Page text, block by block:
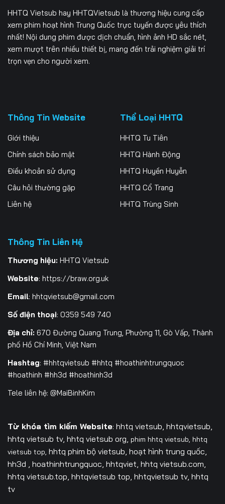
HHTQ Vietsub hay HHTQVietsub là thương hiệu cung cấp
xem phim hoạt hình Trung Quốc trực tuyến được yêu thích
nhất! Nội dung phim được dịch chuẩn, hình ảnh HD sắc nét,
xem mượt trên nhiều thiết bị, mang đến trải nghiệm giải trí
trọn vẹn cho người xem.
Thông Tin Website
Giới thiệu
Chính sách bảo mật
Điều khoản sử dụng
Câu hỏi thường gặp
Liên hệ
Thể Loại HHTQ
HHTQ Tu Tiên
HHTQ Hành Động
HHTQ Huyền Huyễn
HHTQ Cổ Trang
HHTQ Trùng Sinh
Thông Tin Liên Hệ
Thương hiệu: HHTQ Vietsub
Website: https://braw.org.uk
Email: hhtqvietsub@gmail.com
Số điện thoại: 0359 549 740
Địa chỉ: 670 Đường Quang Trung, Phường 11, Gò Vấp, Thành
phố Hồ Chí Minh, Việt Nam
Hashtag: #hhtqvietsub #hhtq #hoathinhtrungquoc
#hoathinh #hh3d #hoathinh3d
Tele liên hệ: @MaiBinhKim
Từ khóa tìm kiếm Website: hhtq vietsub, hhtqvietsub,
hhtq vietsub tv, hhtq vietsub org, phim hhtq vietsub, hhtq
vietsub top, hhtq phim bộ vietsub, hoạt hình trung quốc,
hh3d , hoathinhtrungquoc, hhtqviet, hhtq vietsub.com,
hhtq vietsub.top, hhtqvietsub top, hhtqvietsub tv, hhtq
tv